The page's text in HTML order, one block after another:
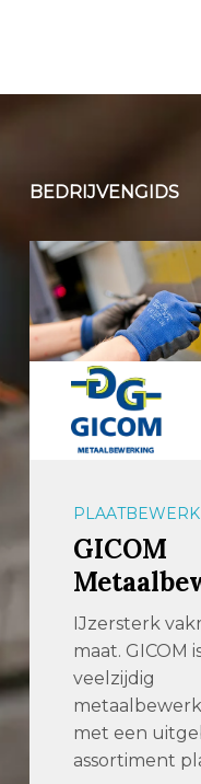
BEDRIJVENGIDS
GICOM
IJzersterk
maat. GICOM
veelzijdig
met een
assortiment